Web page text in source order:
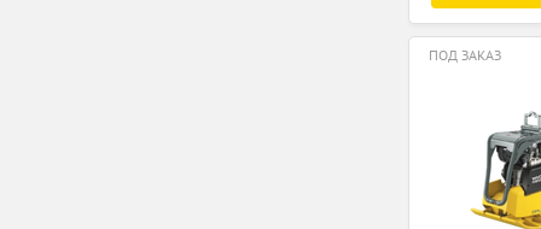
ПОД ЗАКАЗ